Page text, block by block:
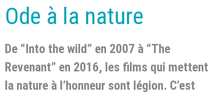
Ode à la nature
De “Into the wild” en 2007 à “The
Revenant” en 2016, les films qui mettent
la nature à l’honneur sont légion. C’est